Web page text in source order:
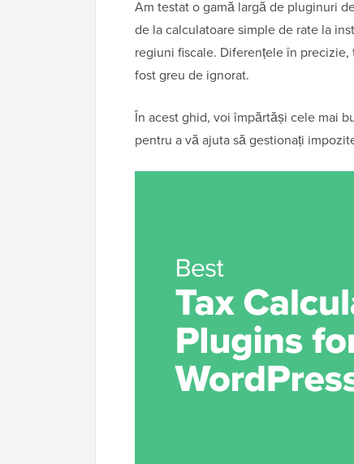
Am testat o gamă largă de pluginuri
de la calculatoare simple de rate la
regiuni fiscale. Diferențele în
fost greu de ignorat.
În acest ghid, voi împărtăși cele mai
pentru a vă ajuta să gestionați